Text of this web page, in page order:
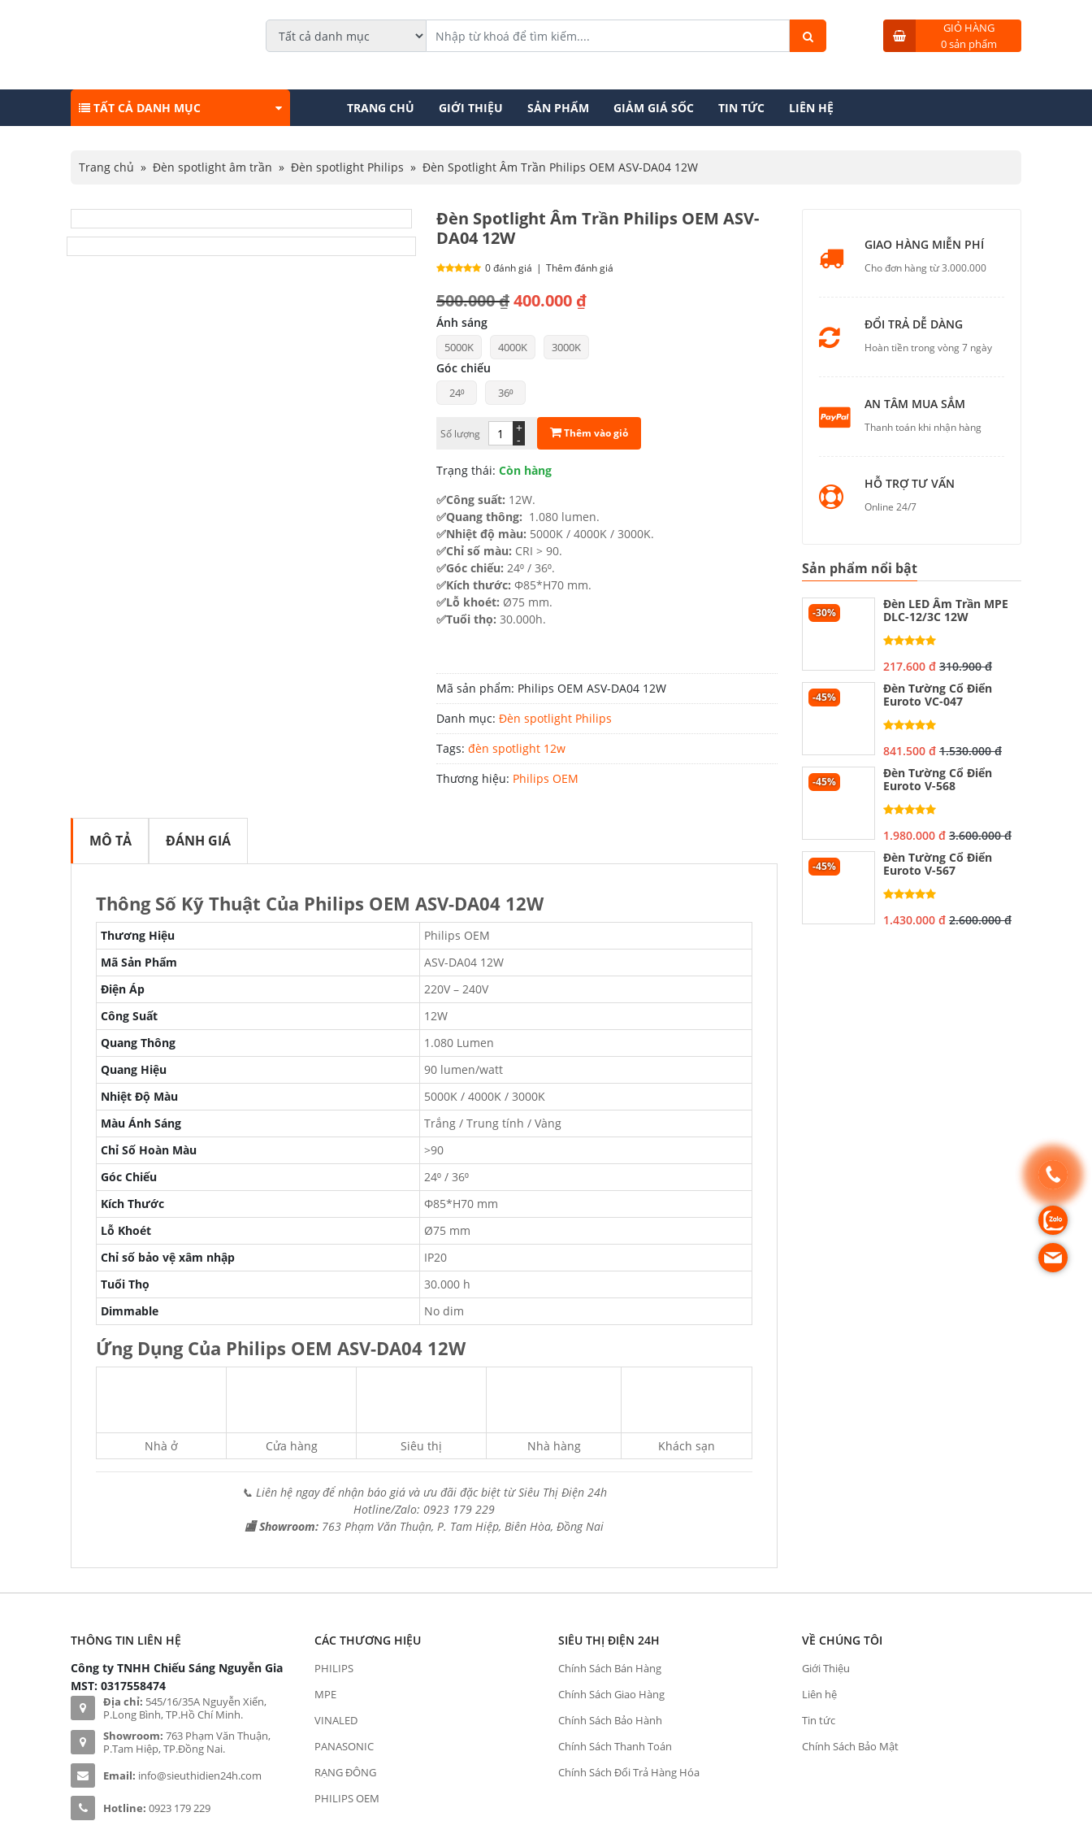
GIỎ HÀNG
0 sản phẩm
TẤT CẢ DANH MỤC TRANG CHỦ GIỚI THIỆU SẢN PHẨM GIẢM GIÁ SỐC TIN TỨC LIÊN HỆ
Trang chủ » Đèn spotlight âm trần » Đèn spotlight Philips » Đèn Spotlight Âm Trần Philips OEM ASV-DA04 12W
Đèn Spotlight Âm Trần Philips OEM ASV-
DA04 12W
0 đánh giá | Thêm đánh giá
500.000₫
Giá
gốc
là:
500.000 ₫.
400.000 ₫
Giá
hiện
tại
là:
400.000 ₫.
Ánh sáng
5000K 4000K 3000K
Góc chiếu
24⁰ 36⁰
Số lượng -
+ Thêm vào giỏ
Trạng thái: Còn hàng
✅Công suất: 12W.
✅Quang thông: 1.080 lumen.
✅Nhiệt độ màu: 5000K / 4000K / 3000K.
✅Chỉ số màu: CRI > 90.
✅Góc chiếu: 24⁰ / 36⁰.
✅Kích thước: Φ85*H70 mm.
✅Lỗ khoét: Ø75 mm.
✅Tuổi thọ: 30.000h.
Mã sản phẩm: Philips OEM ASV-DA04 12W
Danh mục: Đèn spotlight Philips
Tags: đèn spotlight 12w
Thương hiệu: Philips OEM
MÔ TẢ ĐÁNH GIÁ
Thông Số Kỹ Thuật Của Philips OEM ASV-DA04 12W
Thương Hiệu
Philips OEM
Mã Sản Phẩm
ASV-DA04 12W
Điện Áp
220V – 240V
Công Suất
12W
Quang Thông
1.080 Lumen
Quang Hiệu
90 lumen/watt
Nhiệt Độ Màu
5000K / 4000K / 3000K
Màu Ánh Sáng
Trắng / Trung tính / Vàng
Chỉ Số Hoàn Màu
>90
Góc Chiếu
24⁰ / 36⁰
Kích Thước
Φ85*H70 mm
Lỗ Khoét
Ø75 mm
Chỉ số bảo vệ xâm nhập
IP20
Tuổi Thọ
30.000 h
Dimmable
No dim
Ứng Dụng Của Philips OEM ASV-DA04 12W
Nhà ở Cửa hàng Siêu thị Nhà hàng Khách sạn
📞 Liên hệ ngay để nhận báo giá và ưu đãi đặc biệt từ Siêu Thị Điện 24h
Hotline/Zalo: 0923 179 229
🏬 Showroom: 763 Phạm Văn Thuận, P. Tam Hiệp, Biên Hòa, Đồng Nai
GIAO HÀNG MIỄN PHÍ
Cho đơn hàng từ 3.000.000
ĐỔI TRẢ DỄ DÀNG
Hoàn tiền trong vòng 7 ngày
AN TÂM MUA SẮM
Thanh toán khi nhận hàng
HỖ TRỢ TƯ VẤN
Online 24/7
Sản phẩm nổi bật
-30%
Đèn LED Âm Trần MPE
DLC-12/3C 12W
217.600 đ 310.900 đ
-45%
Đèn Tường Cổ Điển
Euroto VC-047
841.500 đ 1.530.000 đ
-45%
Đèn Tường Cổ Điển
Euroto V-568
1.980.000 đ 3.600.000 đ
-45%
Đèn Tường Cổ Điển
Euroto V-567
1.430.000 đ 2.600.000 đ
THÔNG TIN LIÊN HỆ
Công ty TNHH Chiếu Sáng Nguyễn Gia
MST: 0317558474
Địa chỉ: 545/16/35A Nguyễn Xiển,
P.Long Bình, TP.Hồ Chí Minh.
Showroom: 763 Phạm Văn Thuận,
P.Tam Hiệp, TP.Đồng Nai.
Email: info@sieuthidien24h.com
Hotline: 0923 179 229
CÁC THƯƠNG HIỆU
PHILIPS
MPE
VINALED
PANASONIC
RẠNG ĐÔNG
PHILIPS OEM
SIÊU THỊ ĐIỆN 24H
Chính Sách Bán Hàng
Chính Sách Giao Hàng
Chính Sách Bảo Hành
Chính Sách Thanh Toán
Chính Sách Đổi Trả Hàng Hóa
VỀ CHÚNG TÔI
Giới Thiệu
Liên hệ
Tin tức
Chính Sách Bảo Mật